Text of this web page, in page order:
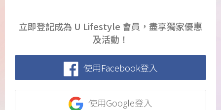
立即登記成為 U Lifestyle 會員，盡享獨家優惠
及活動！
使用Facebook登入
使用Google登入